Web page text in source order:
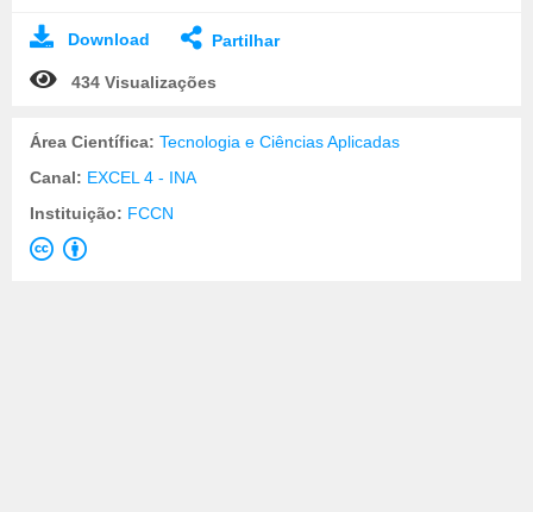
Download Partilhar
434 Visualizações
Área Científica: Tecnologia e Ciências Aplicadas
Canal: EXCEL 4 - INA
Instituição: FCCN